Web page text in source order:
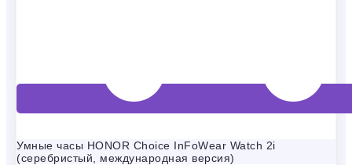
Умные часы HONOR Choice InFoWear Watch 2i
(серебристый, международная версия)